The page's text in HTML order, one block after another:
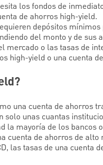
los fondos de
de ahorros high-yield.
depósitos mínimos
del monto y de sus
mercado o las tasas de
high-yield o una cuenta
una cuenta de ahorros
unas cuantas
la mayoría de los bancos
cuenta de ahorros de alto
las tasas de una cuenta